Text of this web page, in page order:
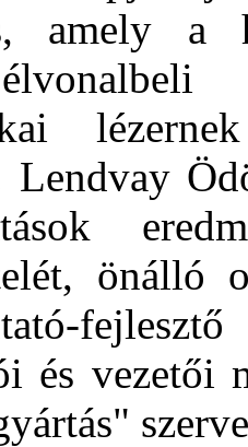
amely a
Lendvay
önálló
és